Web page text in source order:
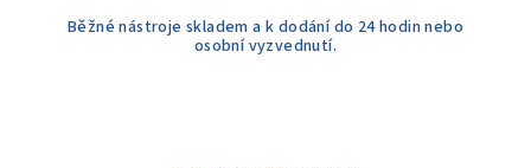
Běžné nástroje skladem a k dodání do 24 hodin nebo
osobní vyzvednutí.